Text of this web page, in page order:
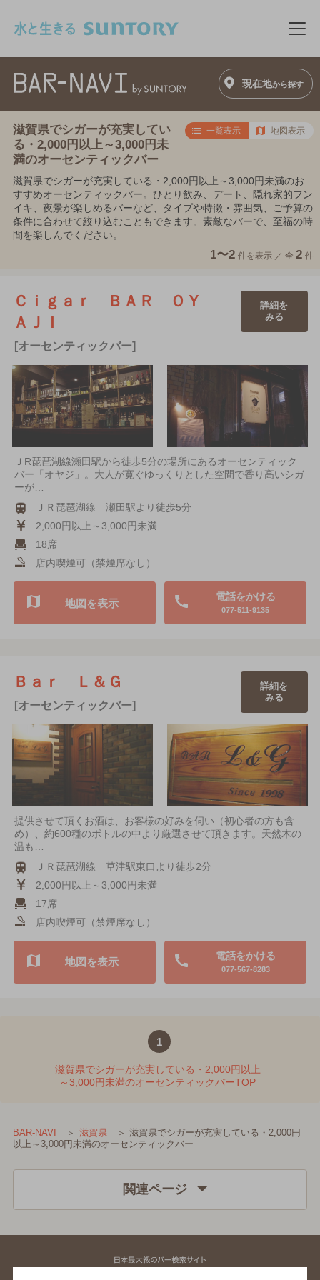
メ
現在地から探す
滋賀県でシガーが充実してい
る・2,000円以上～3,000円未
満のオーセンティックバー
一覧表示 地図表示
滋賀県でシガーが充実している・2,000円以上～3,000円未満のお
すすめオーセンティックバー。ひとり飲み、デート、隠れ家的フン
イキ、夜景が楽しめるバーなど、タイプや特徴・雰囲気、ご予算の
条件に合わせて絞り込むこともできます。素敵なバーで、至福の時
間を楽しんでください。
1〜2 件を表示 ／ 全 2 件
Ｃｉｇａｒ ＢＡＲ ＯＹ
ＡＪＩ
[オーセンティックバー]
詳細を
みる
ＪR琵琶湖線瀬田駅から徒歩5分の場所にあるオーセンティック
バー「オヤジ」。大人が寛ぐゆっくりとした空間で香り高いシガ
ーが…
ＪＲ琵琶湖線 瀬田駅より徒歩5分
2,000円以上～3,000円未満
18席
店内喫煙可（禁煙席なし）
電話をかける
077-511-9135
地図を表示
Ｂａｒ Ｌ＆Ｇ
[オーセンティックバー]
詳細を
みる
提供させて頂くお酒は、お客様の好みを伺い（初心者の方も含
め）、約600種のボトルの中より厳選させて頂きます。天然木の
温も…
ＪＲ琵琶湖線 草津駅東口より徒歩2分
2,000円以上～3,000円未満
17席
店内喫煙可（禁煙席なし）
電話をかける
077-567-8283
地図を表示
1
滋賀県でシガーが充実している・2,000円以上
～3,000円未満のオーセンティックバーTOP
BAR-NAVI 滋賀県
滋賀県でシガーが充実している・2,000円
以上～3,000円未満のオーセンティックバー
関連ページ